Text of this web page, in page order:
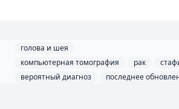
голова и шея
компьютерная томография
рак
вероятный диагноз
последнее